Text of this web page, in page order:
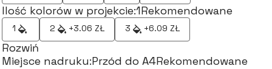
Ilość kolorów w projekcie:1Rekomendowane
1 2 +3.06 ZŁ 3 +6.09 ZŁ
Rozwiń
Miejsce nadruku:Przód do A4Rekomendowane